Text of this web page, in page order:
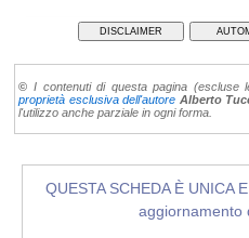
DISCLAIMER
© I contenuti di questa pagina (escluse
proprietà esclusiva dell'autore Alberto
l'utilizzo anche parziale in ogni forma.
QUESTA SCHEDA È UNICA
aggiornamento